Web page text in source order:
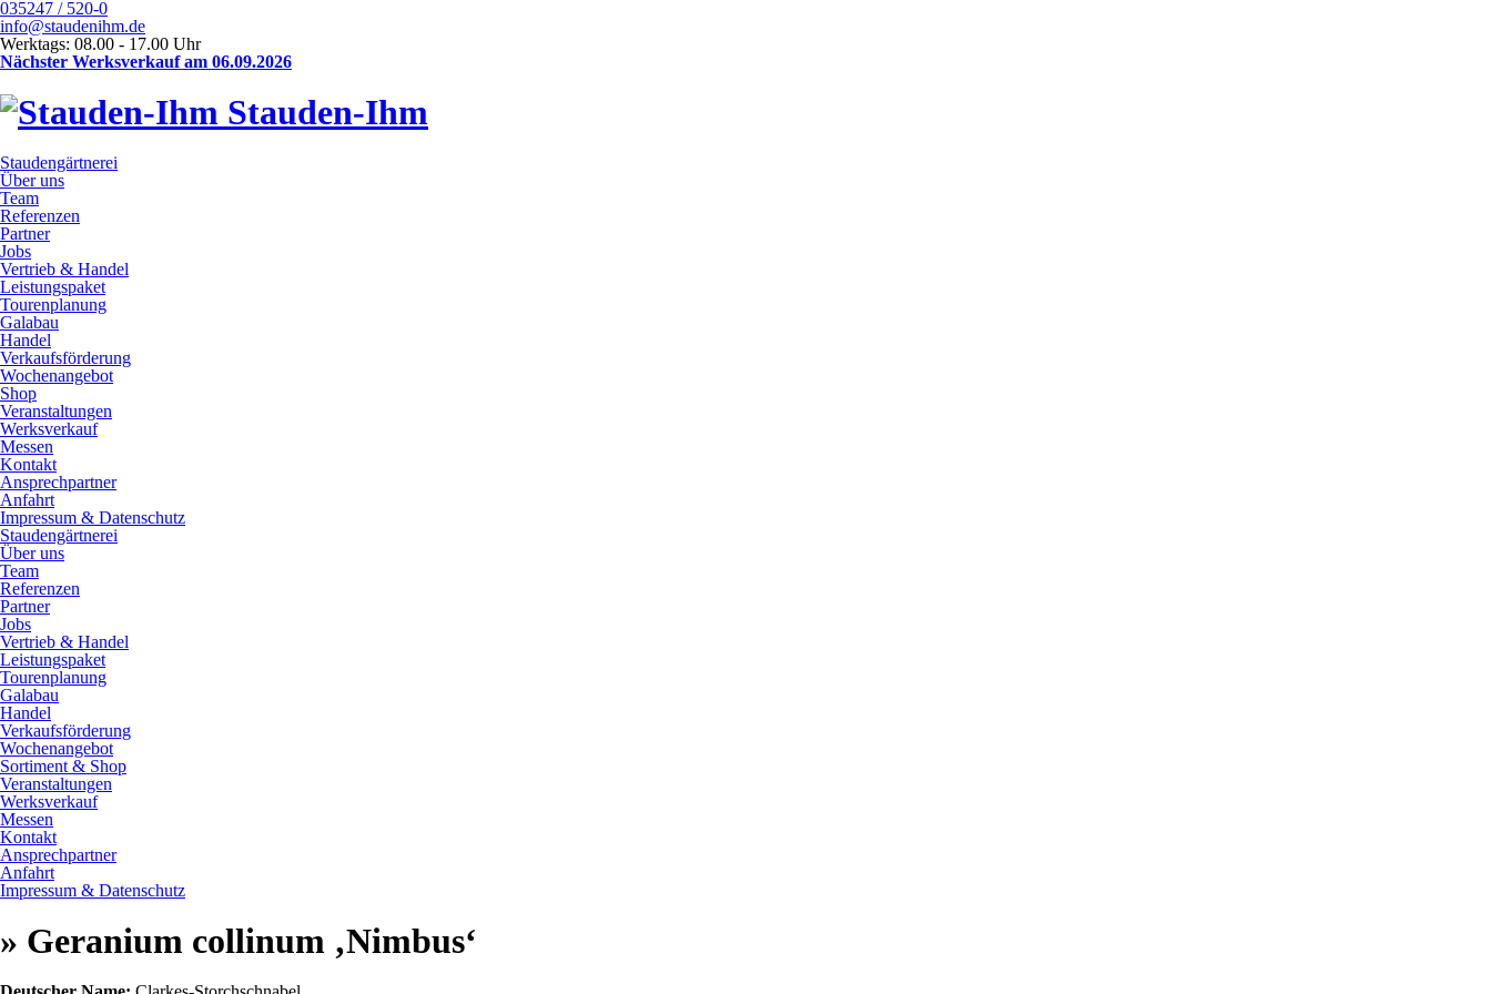
035247 / 520-0
info@staudenihm.de
Werktags: 08.00 - 17.00 Uhr
Nächster Werksverkauf am 06.09.2026
Stauden-Ihm
Staudengärtnerei
Über uns
Team
Referenzen
Partner
Jobs
Vertrieb & Handel
Leistungspaket
Tourenplanung
Galabau
Handel
Verkaufsförderung
Wochenangebot
Shop
Veranstaltungen
Werksverkauf
Messen
Kontakt
Ansprechpartner
Anfahrt
Impressum & Datenschutz
Staudengärtnerei
Über uns
Team
Referenzen
Partner
Jobs
Vertrieb & Handel
Leistungspaket
Tourenplanung
Galabau
Handel
Verkaufsförderung
Wochenangebot
Sortiment & Shop
Veranstaltungen
Werksverkauf
Messen
Kontakt
Ansprechpartner
Anfahrt
Impressum & Datenschutz
» Geranium collinum ‚Nimbus‘